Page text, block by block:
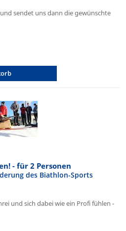
sendet uns dann die gewünschte
- für 2 Personen
des Biathlon-Sports
und sich dabei wie ein Profi fühlen -